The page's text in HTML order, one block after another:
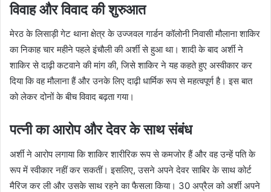
विवाह और विवाद की शुरुआत
मेरठ के लिसाड़ी गेट थाना क्षेत्र के उज्जवल गार्डन कॉलोनी निवासी मौलाना शाकिर
का निकाह चार महीने पहले इंचौली की अर्शी से हुआ था। शादी के बाद अर्शी ने
शाकिर से दाढ़ी कटवाने की मांग की, जिसे शाकिर ने यह कहते हुए अस्वीकार कर
दिया कि वह मौलाना हैं और उनके लिए दाढ़ी धार्मिक रूप से महत्वपूर्ण है। इस बात
को लेकर दोनों के बीच विवाद बढ़ता गया।
पत्नी का आरोप और देवर के साथ संबंध
अर्शी ने आरोप लगाया कि शाकिर शारीरिक रूप से कमजोर हैं और वह उन्हें पति के
रूप में स्वीकार नहीं कर सकतीं। इसलिए, उसने अपने देवर साबिर के साथ कोर्ट
मैरिज कर ली और उसके साथ रहने का फैसला किया। 30 अप्रैल को अर्शी अपने